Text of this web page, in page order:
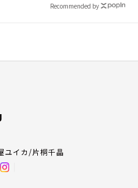
Recommended by
ユイカ/片桐千晶